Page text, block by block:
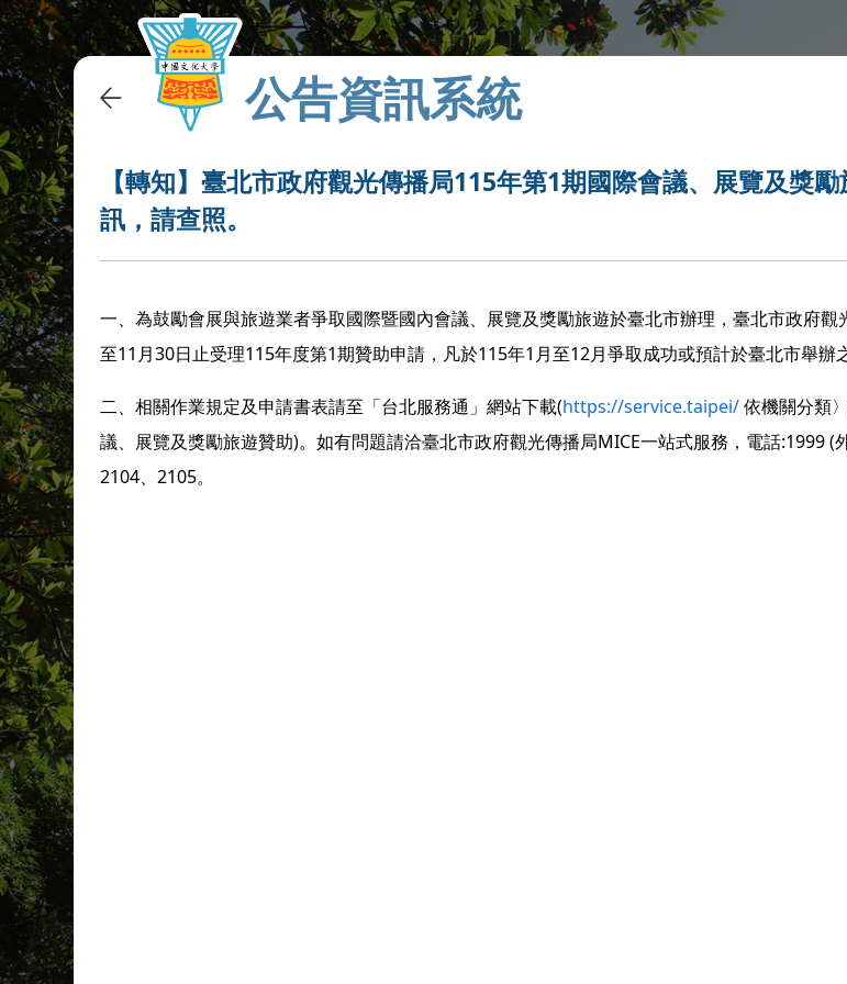
公告資訊系統
【轉知】臺北市政府觀光傳播局115年第1期國際會議、展覽及獎
訊，請查照。
一、為鼓勵會展與旅遊業者爭取國際暨國內會議、展覽及獎勵旅遊於臺北市辦理，臺北市政府觀
至11 月30日止受理115年度第1期贊助申請，凡於115年1 月至12月爭取成功或預計於臺北市舉辦
二、相關作業規定及申請書表請至「台北服務通」網站下載(https://service.taipei/依機關分類
議、展覽及獎勵旅遊贊助)。如有問題請洽臺北市政府觀光傳播局MICE一站式服務，電話:1999 (
2104、2105。